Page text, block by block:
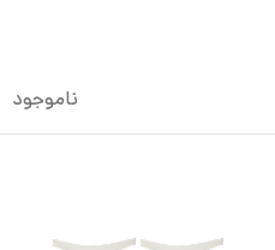
ناموجود